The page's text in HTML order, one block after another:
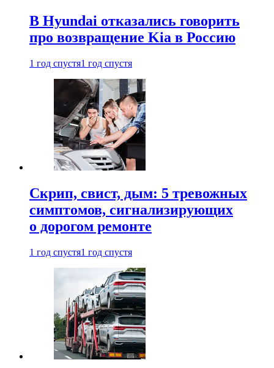
В Hyundai отказались говорить
про возвращение Kia в Россию
1 год спустя1 год спустя
Скрип, свист, дым: 5 тревожных
симптомов, сигнализирующих
о дорогом ремонте
1 год спустя1 год спустя